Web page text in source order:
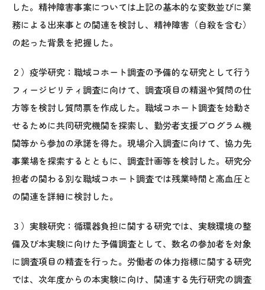
した。精神障害事案については上記の基本的な変数並びに業
務による出来事との関連を検討し、精神障害（自殺を含む）
の起った背景を把握した。
２）疫学研究：職域コホート調査の予備的な研究として行う
フィージビリティ調査に向けて、調査項目の精選や質問の仕
方等を検討し質問票を作成した。職域コホート調査を始動さ
せるために共同研究機関を探索し、勤労者支援プログラム機
関等から参加の承諾を得た。現場介入調査に向けて、協力先
事業場を探索するとともに、調査計画等を検討した。研究分
担者の関わる別な職域コホート調査では残業時間と高血圧と
の関連を詳細に検討した。
３）実験研究：循環器負担に関する研究では、実験環境の整
備及び本実験に向けた予備調査として、数名の参加者を対象
に調査項目の精査を行った。労働者の体力指標に関する研究
では、次年度からの本実験に向け、関連する先行研究の調査